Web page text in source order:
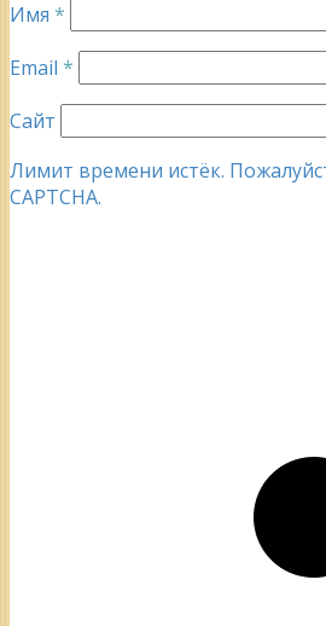
Имя *
Email *
Сайт
Лимит времени истёк.
CAPTCHA.